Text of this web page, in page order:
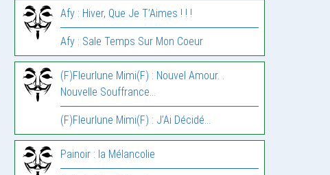
Afy : Hiver, Que Je T’Aimes ! ! !
Afy : Sale Temps Sur Mon Coeur
(F)Fleurlune Mimi(F) : Nouvel Amour. .
Nouvelle Souffrance…
(F)Fleurlune Mimi(F) : J’Ai Décidé…
Painoir : la Mélancolie